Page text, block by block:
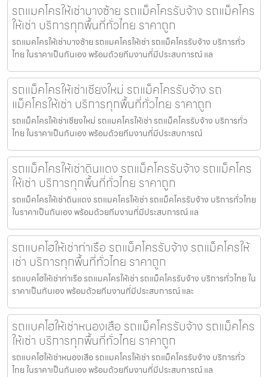
รถแมคโครให้เช่าบางซ้าย รถแม็คโครรับจ้าง รถแม็คโคร
ให้เช่า บริการทุกพื้นที่ทั่วไทย ราคาถูก
รถแมคโครให้เช่าบางซ้าย รถแมคโครให้เช่า รถแม็คโครรับจ้าง บริการทั่ว
ไทย ในราคาเป็นกันเอง พร้อมด้วยทีมงานที่มีประสบการณ์ แล
รถแม็คโครให้เช่าเชียงใหม่ รถแม็คโครรับจ้าง รถ
แม็คโครให้เช่า บริการทุกพื้นที่ทั่วไทย ราคาถูก
รถแม็คโครให้เช่าเชียงใหม่ รถแมคโครให้เช่า รถแม็คโครรับจ้าง บริการทั่ว
ไทย ในราคาเป็นกันเอง พร้อมด้วยทีมงานที่มีประสบการณ์
รถแม็คโครให้เช่าดินแดง รถแม็คโครรับจ้าง รถแม็คโคร
ให้เช่า บริการทุกพื้นที่ทั่วไทย ราคาถูก
รถแม็คโครให้เช่าดินแดง รถแมคโครให้เช่า รถแม็คโครรับจ้าง บริการทั่วไทย
ในราคาเป็นกันเอง พร้อมด้วยทีมงานที่มีประสบการณ์ แล
รถแบคโฮให้เช่าท่าเรือ รถแม็คโครรับจ้าง รถแม็คโครให้
เช่า บริการทุกพื้นที่ทั่วไทย ราคาถูก
รถแบคโฮให้เช่าท่าเรือ รถแมคโครให้เช่า รถแม็คโครรับจ้าง บริการทั่วไทย ใน
ราคาเป็นกันเอง พร้อมด้วยทีมงานที่มีประสบการณ์ และ
รถแบคโฮให้เช่าหนองเสือ รถแม็คโครรับจ้าง รถแม็คโคร
ให้เช่า บริการทุกพื้นที่ทั่วไทย ราคาถูก
รถแบคโฮให้เช่าหนองเสือ รถแมคโครให้เช่า รถแม็คโครรับจ้าง บริการทั่ว
ไทย ในราคาเป็นกันเอง พร้อมด้วยทีมงานที่มีประสบการณ์ แล